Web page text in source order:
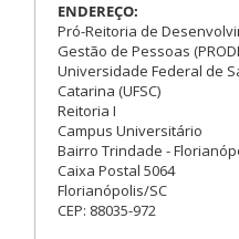
ENDEREÇO:
Pró-Reitoria de
Gestão de Pessoas
Universidade Federal de
Catarina (UFSC)
Reitoria I
Campus Universitário
Bairro Trindade -
Caixa Postal 5064
Florianópolis/SC
CEP: 88035-972